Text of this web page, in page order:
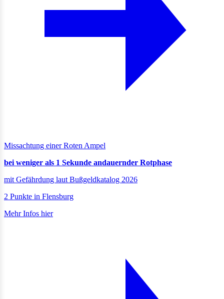
Missachtung einer Roten Ampel
bei weniger als 1 Sekunde andauernder Rotphase
mit Gefährdung laut Bußgeldkatalog 2026
2 Punkte in Flensburg
Mehr Infos hier